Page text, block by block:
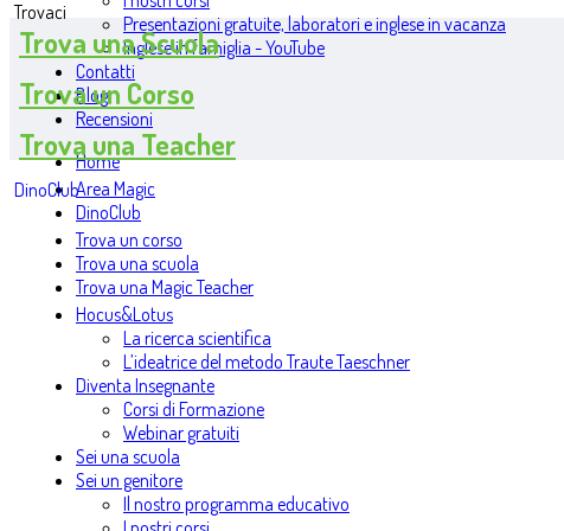
Presentazioni gratuite, laboratori e inglese in vacanza
Inglese in famiglia - YouTube
Contatti
Blog
Recensioni
Home
Area Magic
DinoClub
Trova un corso
Trova una scuola
Trova una Magic Teacher
Hocus&Lotus
La ricerca scientifica
L’ideatrice del metodo Traute Taeschner
Diventa Insegnante
Corsi di Formazione
Webinar gratuiti
Sei una scuola
Sei un genitore
Il nostro programma educativo
Trovaci
Trova una Scuola
Trova un Corso
Trova una Teacher
DinoClub